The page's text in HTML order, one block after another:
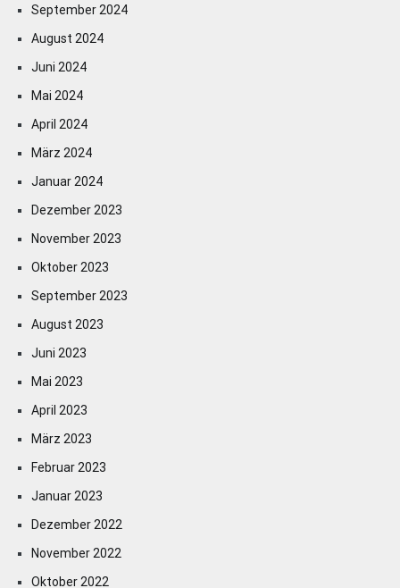
September 2024
August 2024
Juni 2024
Mai 2024
April 2024
März 2024
Januar 2024
Dezember 2023
November 2023
Oktober 2023
September 2023
August 2023
Juni 2023
Mai 2023
April 2023
März 2023
Februar 2023
Januar 2023
Dezember 2022
November 2022
Oktober 2022